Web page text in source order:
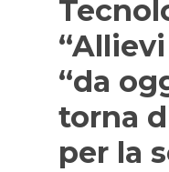
“Allievi
“da
torna
per la